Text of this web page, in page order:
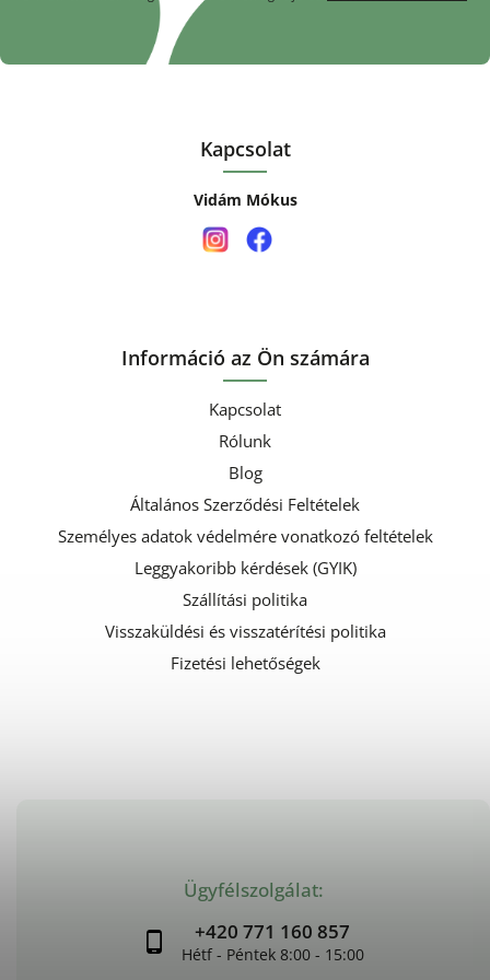
Ügyfélszolgálat:
+420 771 160 857
Kapcsolat
Vidám Mókus
Információ az Ön számára
Kapcsolat
Rólunk
Blog
Általános Szerződési Feltételek
Személyes adatok védelmére vonatkozó feltételek
Leggyakoribb kérdések (GYIK)
Szállítási politika
Visszaküldési és visszatérítési politika
Fizetési lehetőségek